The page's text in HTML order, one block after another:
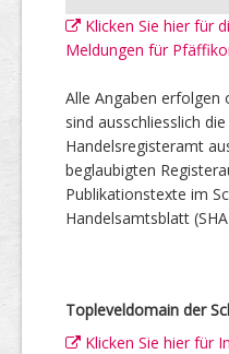
Klicken Sie hier für
Meldungen für
Alle Angaben erfolgen
sind ausschliesslich
Handelsregisteramt
beglaubigten
Publikationstexte im
Handelsamtsblatt
Topleveldomain der
Klicken Sie hier für